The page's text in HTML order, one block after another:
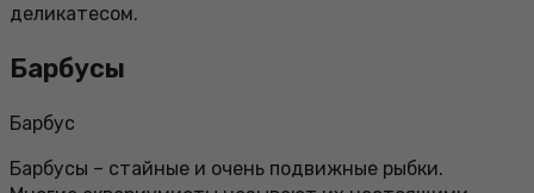
деликатесом.
Барбусы
Барбус
Барбусы – стайные и очень подвижные рыбки.